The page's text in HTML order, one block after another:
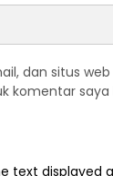
dan situs
komentar saya
text displayed